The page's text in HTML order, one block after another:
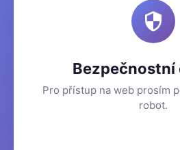
Bezpečnostní
Pro přístup na web prosím
robot.